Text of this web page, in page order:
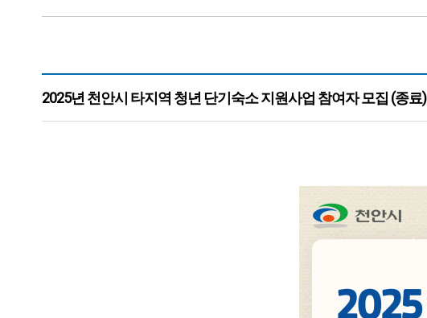
2025년 천안시 타지역 청년 단기숙소 지원사업 참여자 모집 (종료)